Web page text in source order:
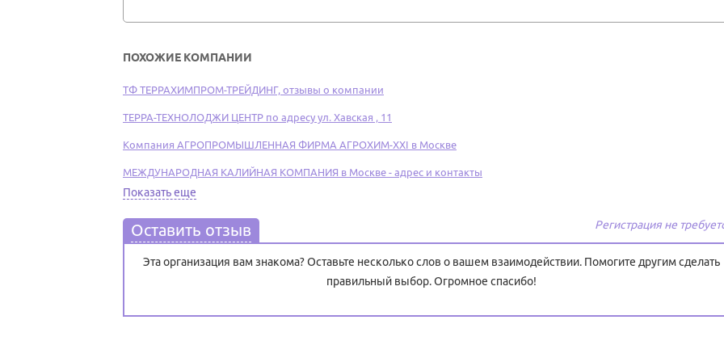
ПОХОЖИЕ КОМПАНИИ
ТФ ТЕРРАХИМПРОМ-ТРЕЙДИНГ, отзывы о компании
ТЕРРА-ТЕХНОЛОДЖИ ЦЕНТР по адресу ул. Хавская , 11
Компания АГРОПРОМЫШЛЕННАЯ ФИРМА АГРОХИМ-XXI в Москве
МЕЖДУНАРОДНАЯ КАЛИЙНАЯ КОМПАНИЯ в Москве - адрес и контакты
Показать еще
Регистрация не
Оставить отзыв
Эта организация вам знакома? Оставьте несколько слов о вашем взаимодействии. Помогите другим сделать
правильный выбор. Огромное спасибо!